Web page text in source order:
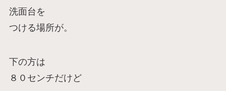
洗面台を
つける場所が。
下の方は
８０センチだけど